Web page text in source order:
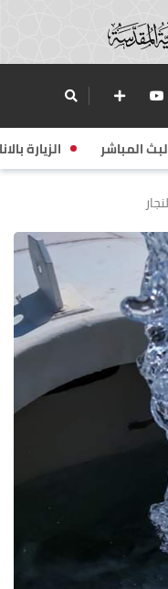
المباشر الزيارة